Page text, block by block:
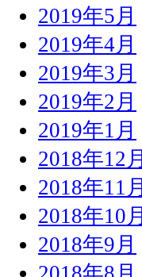
2019年5月
2019年4月
2019年3月
2019年2月
2019年1月
2018年12月
2018年11月
2018年10月
2018年9月